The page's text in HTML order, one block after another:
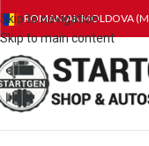
Skip to navigation
Skip to main content
ROMANIANMOLDOVA